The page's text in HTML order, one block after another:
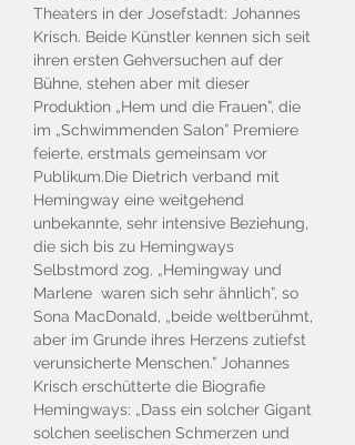
Theaters in der Josefstadt: Johannes
Krisch. Beide Künstler kennen sich seit
ihren ersten Gehversuchen auf der
Bühne, stehen aber mit dieser
Produktion „Hem und die Frauen”, die
im „Schwimmenden Salon” Premiere
feierte, erstmals gemeinsam vor
Publikum.Die Dietrich verband mit
Hemingway eine weitgehend
unbekannte, sehr intensive Beziehung,
die sich bis zu Hemingways
Selbstmord zog. „Hemingway und
Marlene waren sich sehr ähnlich”, so
Sona MacDonald, „beide weltberühmt,
aber im Grunde ihres Herzens zutiefst
verunsicherte Menschen.” Johannes
Krisch erschütterte die Biografie
Hemingways: „Dass ein solcher Gigant
solchen seelischen Schmerzen und